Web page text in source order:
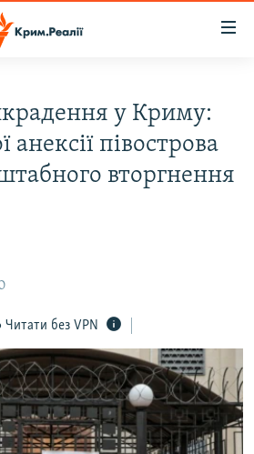
у Криму:
анексії півострова
вторгнення
Читати без VPN